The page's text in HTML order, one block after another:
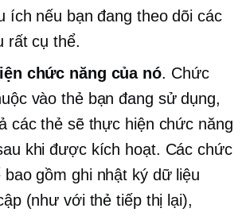
ích nếu bạn đang theo dõi các
rất cụ thể.
chức năng của nó. Chức
vào thẻ bạn đang sử dụng,
các thẻ sẽ thực hiện chức năng
khi được kích hoạt. Các chức
bao gồm ghi nhật ký dữ liệu
(như với thẻ tiếp thị lại),